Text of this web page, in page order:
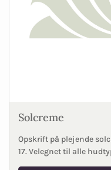
Solcreme
Opskrift på plejende
17. Velegnet til alle